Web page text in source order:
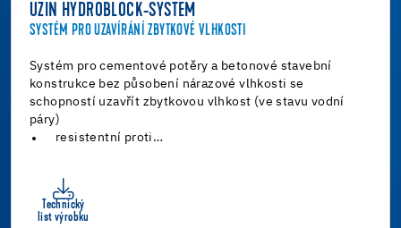
UZIN HYDROBLOCK-SYSTEM
SYSTÉM PRO UZAVÍRÁNÍ ZBYTKOVÉ VLHKOSTI
Systém pro cementové potěry a betonové stavební
konstrukce bez působení nárazové vlhkosti se
schopností uzavřít zbytkovou vlhkost (ve stavu vodní
páry)
resistentní proti…
Technický
list výrobku